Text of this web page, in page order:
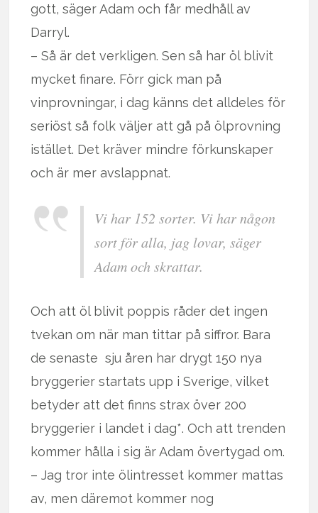
gott, säger Adam och får medhåll av
Darryl.
– Så är det verkligen. Sen så har öl blivit
mycket finare. Förr gick man på
vinprovningar, i dag känns det alldeles för
seriöst så folk väljer att gå på ölprovning
istället. Det kräver mindre förkunskaper
och är mer avslappnat.
Vi har 152 sorter. Vi har någon
sort för alla, jag lovar, säger
Adam och skrattar.
Och att öl blivit poppis råder det ingen
tvekan om när man tittar på siffror. Bara
de senaste sju åren har drygt 150 nya
bryggerier startats upp i Sverige, vilket
betyder att det finns strax över 200
bryggerier i landet i dag*. Och att trenden
kommer hålla i sig är Adam övertygad om.
– Jag tror inte ölintresset kommer mattas
av, men däremot kommer nog